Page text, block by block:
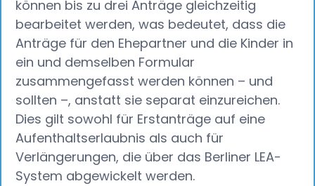
können bis zu drei Anträge gleichzeitig
bearbeitet werden, was bedeutet, dass die
Anträge für den Ehepartner und die Kinder in
ein und demselben Formular
zusammengefasst werden können – und
sollten –, anstatt sie separat einzureichen.
Dies gilt sowohl für Erstanträge auf eine
Aufenthaltserlaubnis als auch für
Verlängerungen, die über das Berliner LEA-
System abgewickelt werden.